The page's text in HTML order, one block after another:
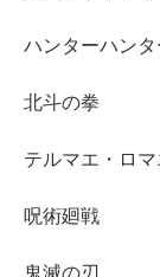
ハンターハンタ
北斗の拳
テルマエ・ロマ
呪術廻戦
鬼滅の刃